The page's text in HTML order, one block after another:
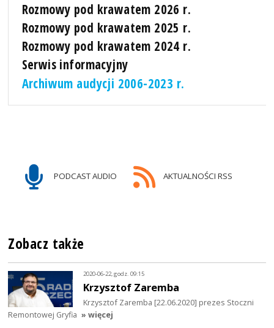
Rozmowy pod krawatem 2026 r.
Rozmowy pod krawatem 2025 r.
Rozmowy pod krawatem 2024 r.
Serwis informacyjny
Archiwum audycji 2006-2023 r.
PODCAST AUDIO AKTUALNOŚCI RSS
Zobacz także
2020-06-22, godz. 09:15
Krzysztof Zaremba
Krzysztof Zaremba [22.06.2020] prezes Stoczni
Remontowej Gryfia » więcej